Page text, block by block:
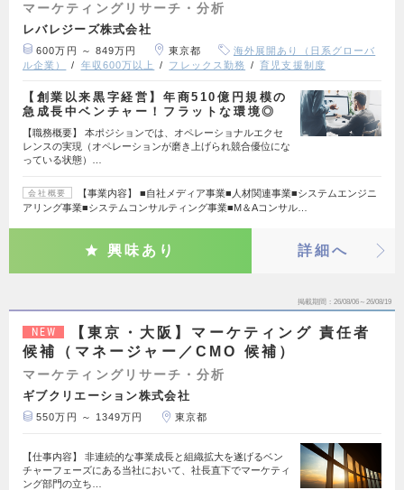
マーケティングリサーチ・分析
レバレジーズ株式会社
600万円 ～ 849万円 東京都
海外展開あり（日系グローバ
ル企業）
年収600万以上 フレックス勤務 育児支援制度
【創業以来黒字経営】年商510億円規模の
急成長中ベンチャー！フラットな環境◎
【職務概要】 本ポジションでは、オペレーショナルエクセ
レンスの実現（オペレーションが磨き上げられ競合優位にな
っている状態）…
会社概要
【事業内容】 ■自社メディア事業■人材関連事業■システムエンジニ
アリング事業■システムコンサルティング事業■M＆Aコンサル…
興味あり 詳細へ
掲載期間 26/08/06～26/08/19
NEW
【東京・大阪】マーケティング 責任者
候補（マネージャー／CMO 候補）
マーケティングリサーチ・分析
ギブクリエーション株式会社
550万円 ～ 1349万円 東京都
【仕事内容】 非連続的な事業成長と組織拡大を遂げるベン
チャーフェーズにある当社において、社長直下でマーケティ
ング部門の立ち…